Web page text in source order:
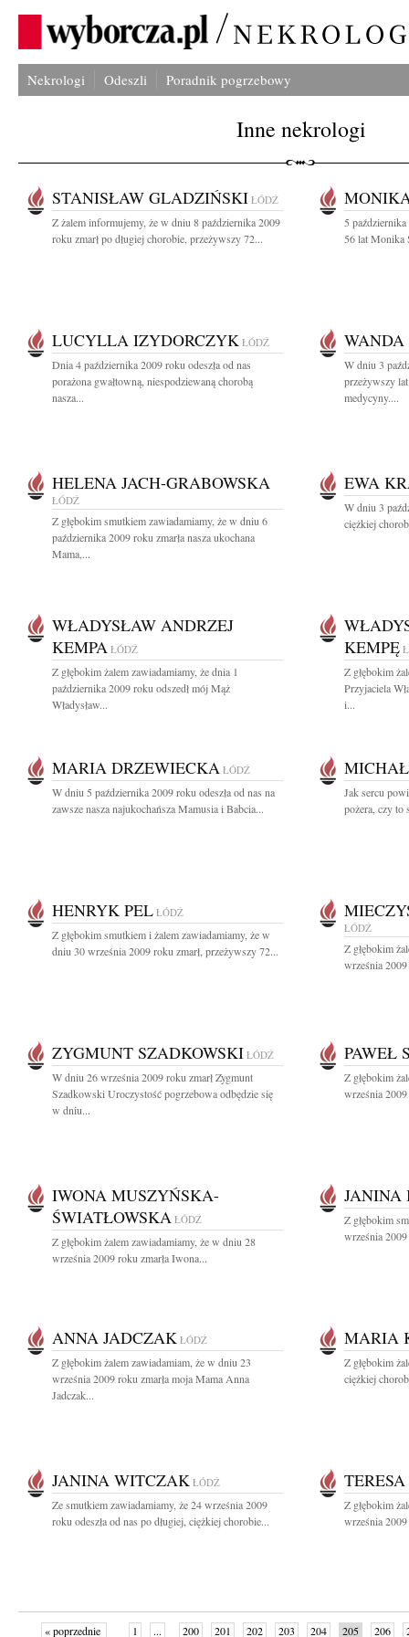
Nekrologi Odeszli Poradnik pogrzebowy
Inne nekrologi
STANISŁAW GLADZIŃSKI ŁÓDŹ
Z żalem informujemy, że w dniu 8 października 2009
roku zmarł po długiej chorobie, przeżywszy 72...
5
56 lat Monika
LUCYLLA IZYDORCZYK ŁÓDŹ
Dnia 4 października 2009 roku odeszła od nas
porażona gwałtowną, niespodziewaną chorobą
nasza...
W dniu 3
przeżywszy
medycyny....
HELENA JACH-GRABOWSKA
ŁÓDŹ
Z głębokim smutkiem zawiadamiamy, że w dniu 6
października 2009 roku zmarła nasza ukochana
Mama,...
EWA
W dniu 3
ciężkiej
WŁADYSŁAW ANDRZEJ
KEMPA ŁÓDŹ
Z głębokim żalem zawiadamiamy, że dnia 1
października 2009 roku odszedł mój Mąż
Władysław...
KEMPĘ
Z głębokim
Przyjaciela
i...
MARIA DRZEWIECKA ŁÓDŹ
W dniu 5 października 2009 roku odeszła od nas na
zawsze nasza najukochańsza Mamusia i Babcia...
Jak sercu
pożera, czy to
HENRYK PEL ŁÓDŹ
Z głębokim smutkiem i żalem zawiadamiamy, że w
dniu 30 września 2009 roku zmarł, przeżywszy 72...
ŁÓDŹ
Z głębokim
września
ZYGMUNT SZADKOWSKI ŁÓDŹ
W dniu 26 września 2009 roku zmarł Zygmunt
Szadkowski Uroczystość pogrzebowa odbędzie się
w dniu...
PAWEŁ
Z głębokim
września 2009
IWONA MUSZYŃSKA-
ŚWIATŁOWSKA ŁÓDŹ
Z głębokim żalem zawiadamiamy, że w dniu 28
września 2009 roku zmarła Iwona...
JANINA
Z głębokim
września
ANNA JADCZAK ŁÓDŹ
Z głębokim żalem zawiadamiam, że w dniu 23
września 2009 roku zmarła moja Mama Anna
Jadczak...
MARIA
Z głębokim
ciężkiej
JANINA WITCZAK ŁÓDŹ
Ze smutkiem zawiadamiamy, że 24 września 2009
roku odeszła od nas po długiej, ciężkiej chorobie...
Z głębokim
września 2009
« poprzednie 1 ... 200 201 202 203 204 205 206